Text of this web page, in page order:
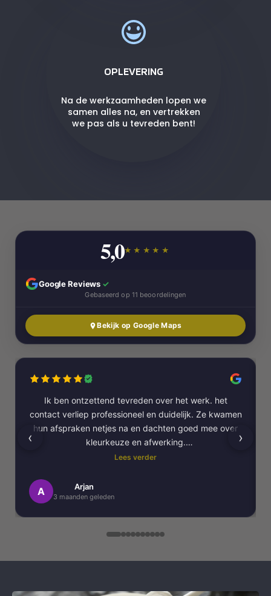
OPLEVERING
Na de werkzaamheden lopen we
samen alles na, en vertrekken
we pas als u tevreden bent!
5,0★★★★★
Google Reviews ✓
Gebaseerd op 11 beoordelingen
Bekijk op Google Maps
Ik ben ontzettend tevreden over het werk. het
contact verliep professioneel en duidelijk. Ze kwamen
hun afspraken netjes na en dachten goed mee over
kleurkeuze en afwerking.
uitgevoerd. Alles is strak afgewerkt en ze werkten
netjes en zorgvuldig, met oog voor detail. .
Lees verder
A Arjan
3 maanden geleden
‹ ›